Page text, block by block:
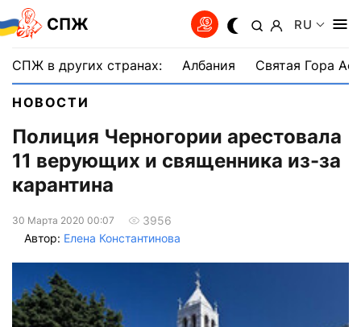
СПЖ RU
СПЖ в других странах: Албания Святая Гора
НОВОСТИ
Полиция Черногории арестовала
11 верующих и священника из-за
карантина
30 Марта 2020 00:07
3956
Автор: Елена Константинова